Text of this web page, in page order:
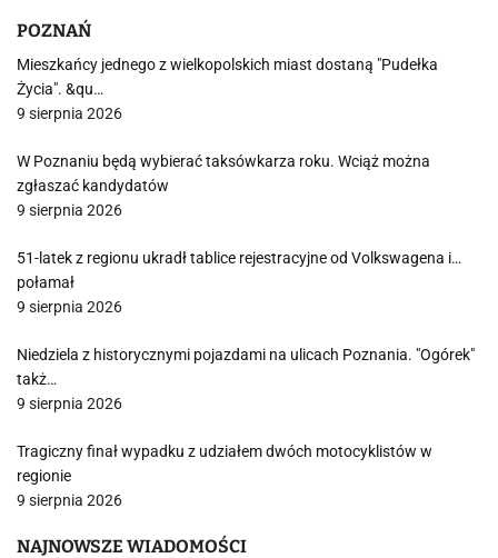
POZNAŃ
Mieszkańcy jednego z wielkopolskich miast dostaną "Pudełka
Życia". &qu…
9 sierpnia 2026
W Poznaniu będą wybierać taksówkarza roku. Wciąż można
zgłaszać kandydatów
9 sierpnia 2026
51-latek z regionu ukradł tablice rejestracyjne od Volkswagena i…
połamał
9 sierpnia 2026
Niedziela z historycznymi pojazdami na ulicach Poznania. "Ogórek"
takż…
9 sierpnia 2026
Tragiczny finał wypadku z udziałem dwóch motocyklistów w
regionie
9 sierpnia 2026
NAJNOWSZE WIADOMOŚCI